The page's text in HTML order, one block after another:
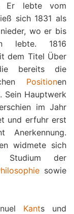
Er lebte vom
sich 1831 als
wo er bis
lebte. 1816
dem Titel Über
bereits die
Positionen
Sein Hauptwerk
im Jahr
und erfuhr erst
Anerkennung.
widmete sich
Studium der
sowie
Kants und